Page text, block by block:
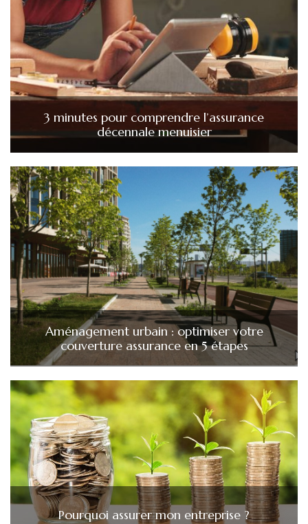
3 minutes pour comprendre l’assurance
décennale menuisier
Aménagement urbain : optimiser votre
couverture assurance en 5 étapes
Pourquoi assurer mon entreprise ?